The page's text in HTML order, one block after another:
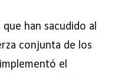
han sacudido al
conjunta de los
el